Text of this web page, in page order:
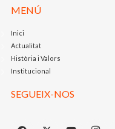
MENÚ
Inici
Actualitat
Història i Valors
Institucional
SEGUEIX-NOS